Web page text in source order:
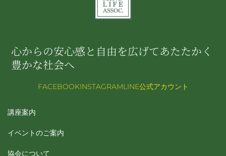
心からの安心感と自由を広げてあたたかく
豊かな社会へ
FACEBOOKINSTAGRAMLINE公式アカウント
講座案内
イベントのご案内
協会について